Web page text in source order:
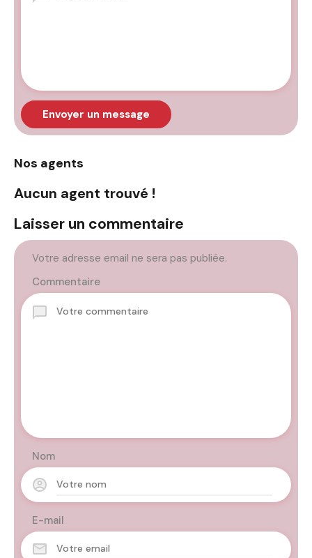
Envoyer un message
Nos agents
Aucun agent trouvé !
Laisser un commentaire
Votre adresse email ne sera pas publiée.
Commentaire
Nom
E-mail